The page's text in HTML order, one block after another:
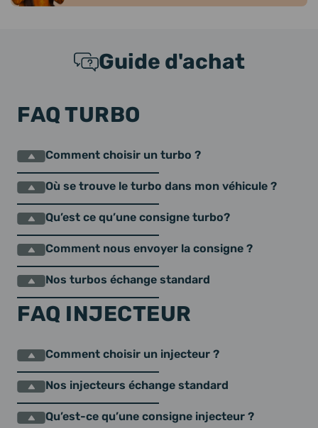
Guide d'achat
FAQ TURBO
Comment choisir un turbo ?
Où se trouve le turbo dans mon véhicule ?
Qu’est ce qu’une consigne turbo?
Comment nous envoyer la consigne ?
Nos turbos échange standard
FAQ INJECTEUR
Comment choisir un injecteur ?
Nos injecteurs échange standard
Qu’est-ce qu’une consigne injecteur ?